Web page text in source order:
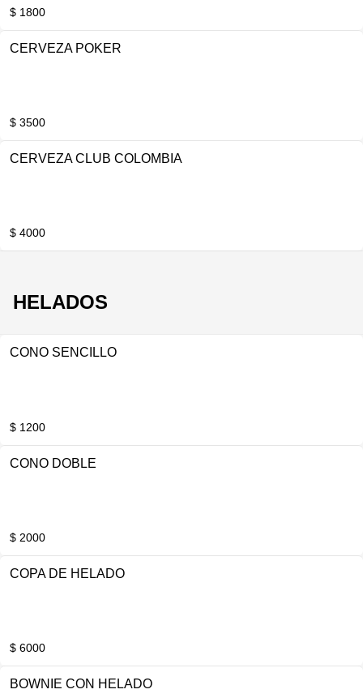
$ 1800
CERVEZA POKER
$ 3500
CERVEZA CLUB COLOMBIA
$ 4000
HELADOS
CONO SENCILLO
$ 1200
CONO DOBLE
$ 2000
COPA DE HELADO
$ 6000
BOWNIE CON HELADO